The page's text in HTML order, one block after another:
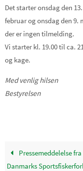
Det starter onsdag den
februar og onsdag den 9.
der er ingen tilmelding.
Vi starter kl. 19.00 til ca.
og kage.
Med venlig hilsen
Bestyrelsen
Pressemeddelelse fra
Danmarks